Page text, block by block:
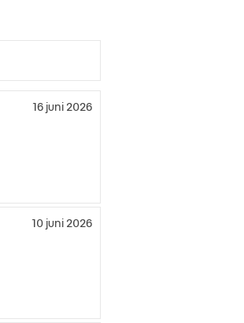
16 juni 2026
10 juni 2026